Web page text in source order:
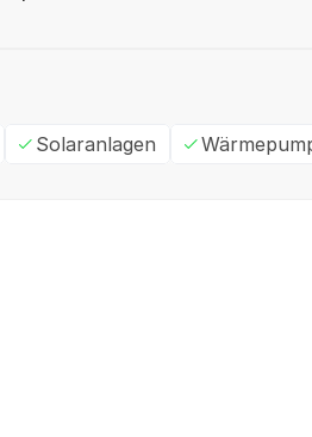
Solaranlagen